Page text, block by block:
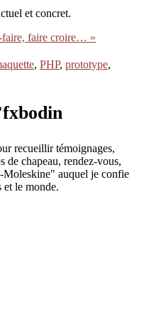
et concret.
faire, faire croire… »
, PHP, prototype,
recueillir témoignages,
de chapeau, rendez-vous,
auquel je confie
et le monde.